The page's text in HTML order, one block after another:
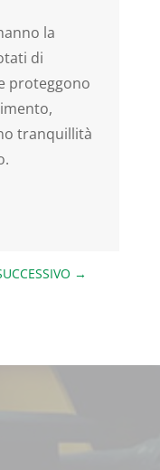
la
di
proteggono
tranquillità
→